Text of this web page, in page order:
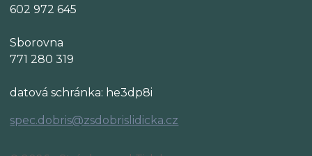
602 972 645
Sborovna
771 280 319
datová schránka: he3dp8i
spec.dobris@zsdobrislidicka.cz